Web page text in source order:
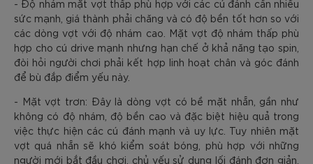
- Độ nhám mặt vợt thấp phù hợp với các cú đánh cần nhiều
sức mạnh, giá thành phải chăng và có độ bền tốt hơn so với
các dòng vợt với độ nhám cao. Mặt vợt độ nhám thấp phù
hợp cho cú drive mạnh nhưng hạn chế ở khả năng tạo spin,
đòi hỏi người chơi phải kết hợp linh hoạt chân và góc đánh
để bù đắp điểm yếu này.
- Mặt vợt trơn: Đây là dòng vợt có bề mặt nhẵn, gần như
không có độ nhám, độ bền cao và đặc biệt hiệu quả trong
việc thực hiện các cú đánh mạnh và uy lực. Tuy nhiên mặt
vợt quá nhẵn sẽ khó kiểm soát bóng, phù hợp với những
người mới bắt đầu chơi, chủ yếu sử dụng lối đánh đơn giản,